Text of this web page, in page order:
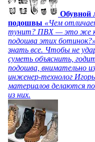
Обувной
подошвы «Чем
тунит? ПВХ — это же
подошва этих
знать все. Чтобы не
суметь объяснить,
подошва, внимательно
инженер-технолог
материалов делаются
из них.